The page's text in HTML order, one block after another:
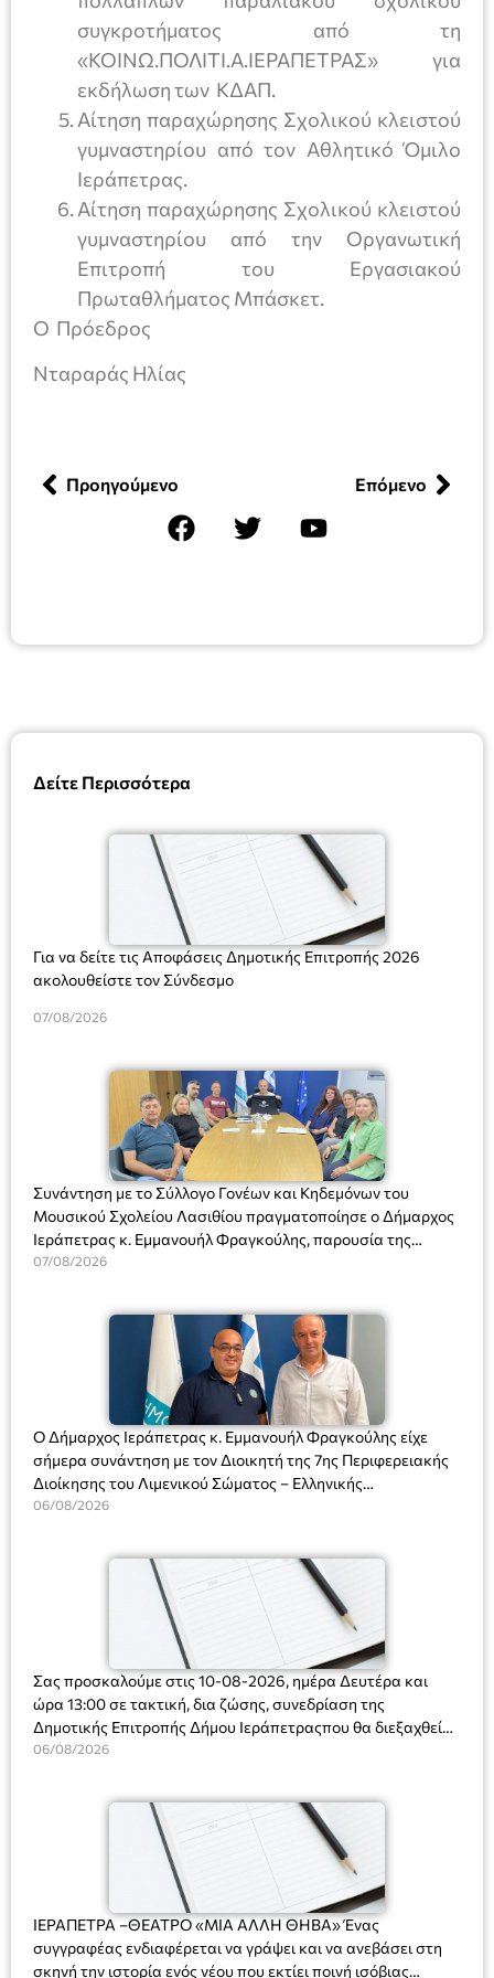
Δείτε Περισσότερα
Για να δείτε τις Αποφάσεις Δημοτικής Επιτροπής 2026
ακολουθείστε τον Σύνδεσμο
07/08/2026
Συνάντηση με το Σύλλογο Γονέων και Κηδεμόνων του
Μουσικού Σχολείου Λασιθίου πραγματοποίησε ο Δήμαρχος
Ιεράπετρας κ. Εμμανουήλ Φραγκούλης, παρουσία της
Διευθύντριας του σχολείου κας Μαριάννας Χαΐτα.
07/08/2026
Ο Δήμαρχος Ιεράπετρας κ. Εμμανουήλ Φραγκούλης είχε
σήμερα συνάντηση με τον Διοικητή της 7ης Περιφερειακής
Διοίκησης του Λιμενικού Σώματος – Ελληνικής
Ακτοφυλακής (Λ.Σ.-ΕΛ.ΑΚΤ.), Αρχιπλοίαρχο Λ.Σ. κ. Ιωάννη
06/08/2026
Σας προσκαλούμε στις 10-08-2026, ημέρα Δευτέρα και
ώρα 13:00 σε τακτική, δια ζώσης, συνεδρίαση της
Δημοτικής Επιτροπής Δήμου Ιεράπετραςπου θα διεξαχθεί
στο Δημοτικό Κατάστημα, Δημοκρατίας 31 στην αίθουσα
και λήψη αποφάσεων στα παρακάτω θέματα:
06/08/2026
ΙΕΡΑΠΕΤΡΑ –ΘΕΑΤΡΟ «ΜΙΑ ΑΛΛΗ ΘΗΒΑ» Ένας
συγγραφέας ενδιαφέρεται να γράψει και να ανεβάσει στη
σκηνή την ιστορία ενός νέου που εκτίει ποινή ισόβιας
συγκροτήματος από τη
«ΚΟΙΝΩ.ΠΟΛΙΤΙ.Α.ΙΕΡΑΠΕΤΡΑΣ» για
εκδήλωση των ΚΔΑΠ.
Αίτηση παραχώρησης Σχολικού κλειστού
γυμναστηρίου από τον Αθλητικό Όμιλο
Ιεράπετρας.
Αίτηση παραχώρησης Σχολικού κλειστού
γυμναστηρίου από την Οργανωτική
Επιτροπή του Εργασιακού
Πρωταθλήματος Μπάσκετ.
O Πρόεδρος
Νταραράς Ηλίας
Προηγούμενο Επόμενο